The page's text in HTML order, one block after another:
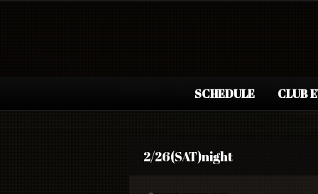
SCHEDULE CLUB
2/26(SAT)night